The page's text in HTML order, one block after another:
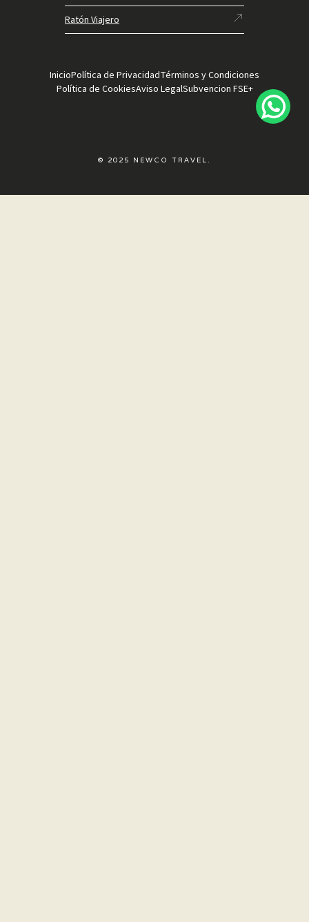
Ratón Viajero
InicioPolítica de PrivacidadTérminos y Condiciones
Política de CookiesAviso LegalSubvencion FSE+
© 2025 NEWCO TRAVEL.